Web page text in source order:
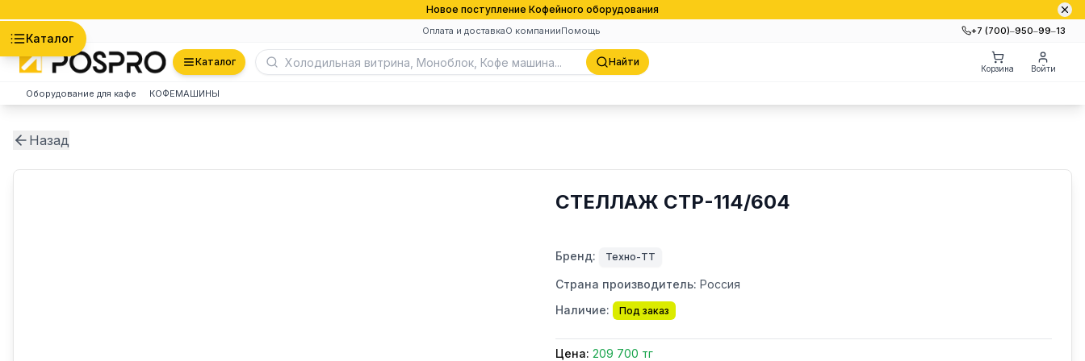
Новое поступление Кофейного оборудования
Оплата и доставкаО компанииПомощь +7 (700)‒950‒99‒13
Каталог
Каталог Найти
Корзина Войти
Оборудование для кафе КОФЕМАШИНЫ
Назад
СТЕЛЛАЖ СТР-114/604
Бренд: Техно-ТТ
Страна производитель: Россия
Наличие:
Под заказ
Цена: 209 700 тг